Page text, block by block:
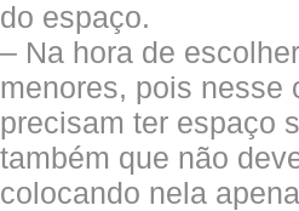
do espaço.
– Na hora de
menores, pois nesse
precisam ter espaço
também que não
colocando nela